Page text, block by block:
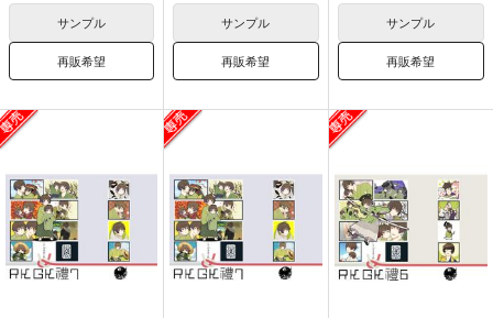
サンプル
再販希望
サンプル
再販希望
サンプル
再販希望